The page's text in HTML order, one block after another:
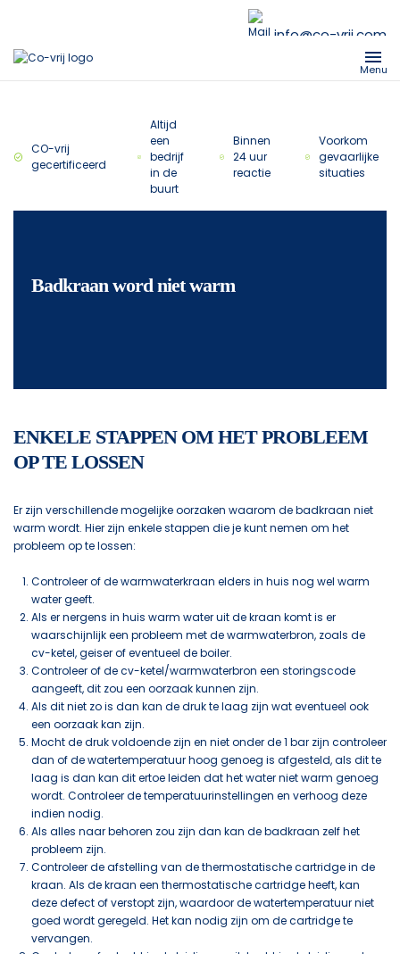
info@co-vrij.com
Menu
CO-vrij
gecertificeerd
Altijd
een
bedrijf
in de
buurt
Binnen
24 uur
reactie
Voorkom
gevaarlijke
situaties
Badkraan word niet warm
ENKELE STAPPEN OM HET PROBLEEM
OP TE LOSSEN
Er zijn verschillende mogelijke oorzaken waarom de badkraan niet
warm wordt. Hier zijn enkele stappen die je kunt nemen om het
probleem op te lossen:
Controleer of de warmwaterkraan elders in huis nog wel warm
water geeft.
Als er nergens in huis warm water uit de kraan komt is er
waarschijnlijk een probleem met de warmwaterbron, zoals de
cv-ketel, geiser of eventueel de boiler.
Controleer of de cv-ketel/warmwaterbron een storingscode
aangeeft, dit zou een oorzaak kunnen zijn.
Als dit niet zo is dan kan de druk te laag zijn wat eventueel ook
een oorzaak kan zijn.
Mocht de druk voldoende zijn en niet onder de 1 bar zijn controleer
dan of de watertemperatuur hoog genoeg is afgesteld, als dit te
laag is dan kan dit ertoe leiden dat het water niet warm genoeg
wordt. Controleer de temperatuurinstellingen en verhoog deze
indien nodig.
Als alles naar behoren zou zijn dan kan de badkraan zelf het
probleem zijn.
Controleer de afstelling van de thermostatische cartridge in de
kraan. Als de kraan een thermostatische cartridge heeft, kan
deze defect of verstopt zijn, waardoor de watertemperatuur niet
goed wordt geregeld. Het kan nodig zijn om de cartridge te
vervangen.